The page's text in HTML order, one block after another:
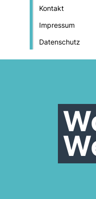
Kontakt
Impressum
Datenschutz